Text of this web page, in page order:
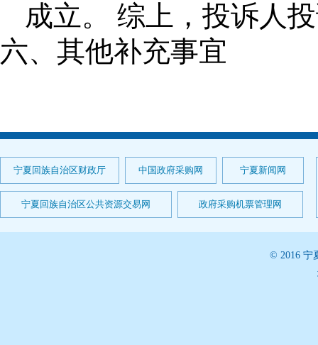
成立。 综上，投诉人
六、其他补充事宜
宁夏回族自治区财政厅 中国政府采购网 宁夏新闻网
宁夏回族自治区公共资源交易网 政府采购机票管理网
© 2016 宁